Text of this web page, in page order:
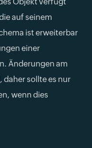
auf seinem
ist erweiterbar
einer
Änderungen am
daher sollte es nur
wenn dies